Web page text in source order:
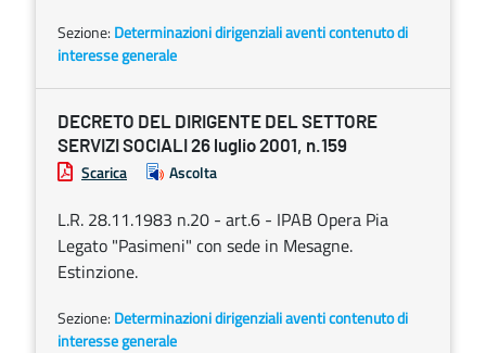
Sezione: Determinazioni dirigenziali aventi contenuto di
interesse generale
DECRETO DEL DIRIGENTE DEL SETTORE
SERVIZI SOCIALI 26 luglio 2001, n.159
Scarica Ascolta
L.R. 28.11.1983 n.20 - art.6 - IPAB Opera Pia
Legato "Pasimeni" con sede in Mesagne.
Estinzione.
Sezione: Determinazioni dirigenziali aventi contenuto di
interesse generale